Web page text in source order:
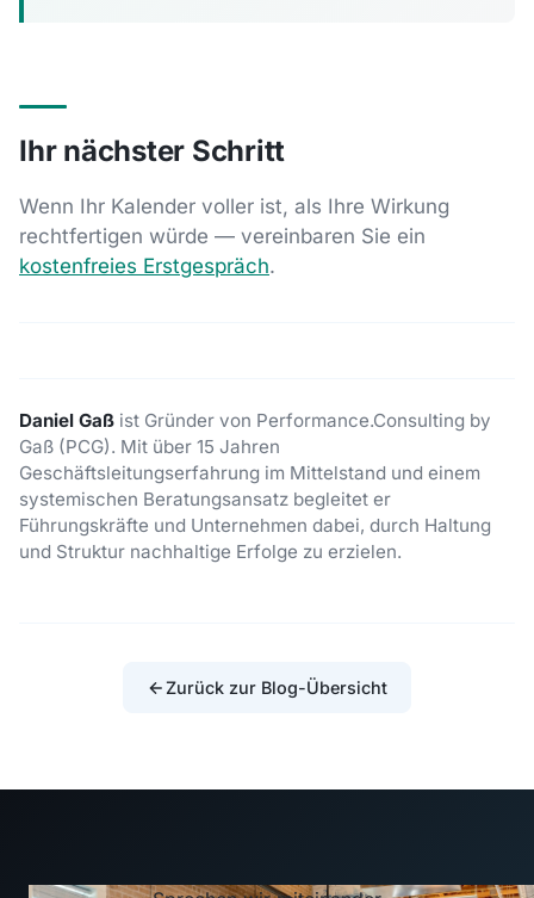
Ihr nächster Schritt
Wenn Ihr Kalender voller ist, als Ihre Wirkung
rechtfertigen würde — vereinbaren Sie ein
kostenfreies Erstgespräch.
Daniel Gaß ist Gründer von Performance.Consulting by
Gaß (PCG). Mit über 15 Jahren
Geschäftsleitungserfahrung im Mittelstand und einem
systemischen Beratungsansatz begleitet er
Führungskräfte und Unternehmen dabei, durch Haltung
und Struktur nachhaltige Erfolge zu erzielen.
Zurück zur Blog-Übersicht